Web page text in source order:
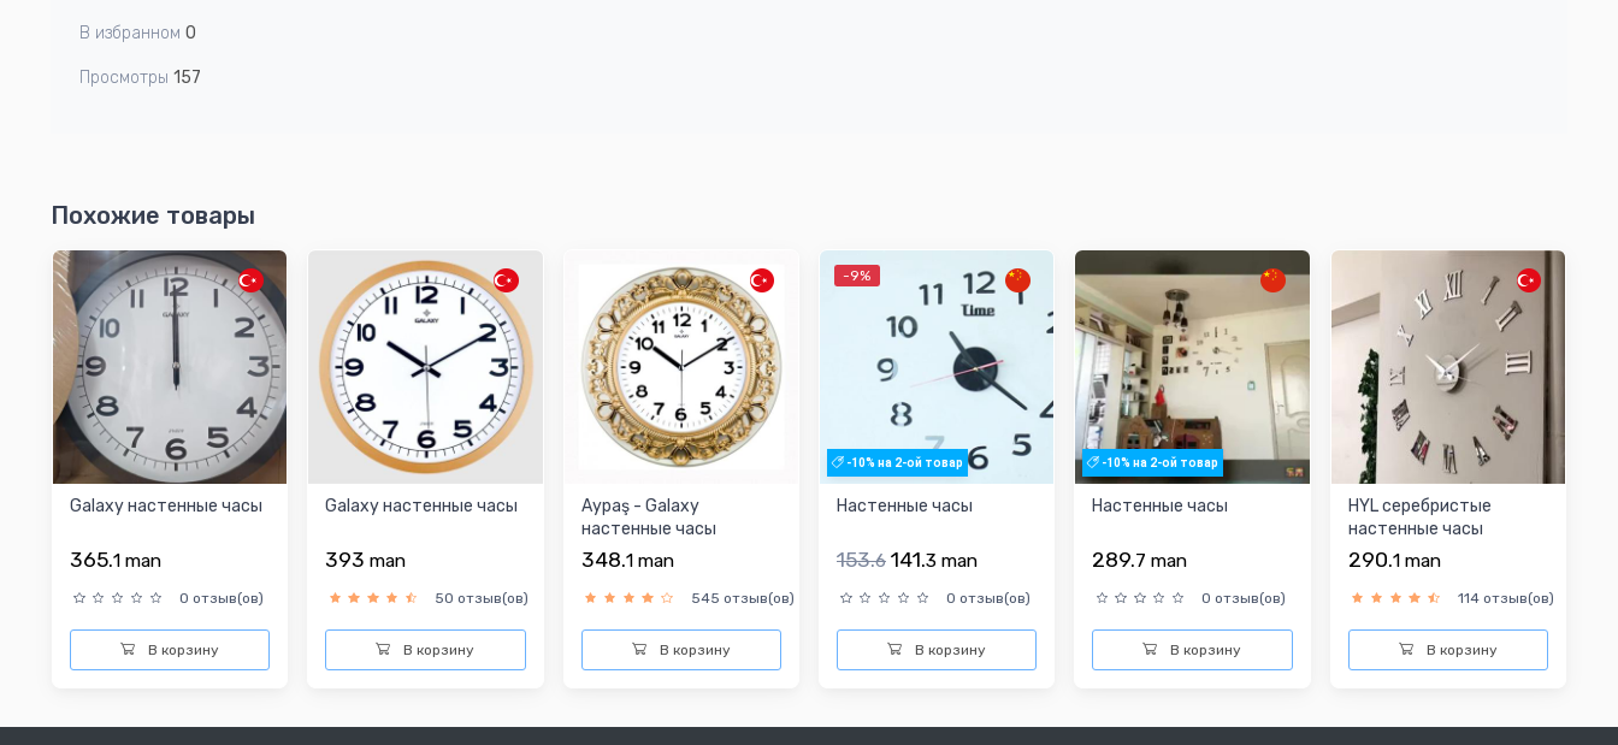
В избранном 0
Просмотры 157
Похожие товары
Galaxy настенные часы
365.1 man
0 отзыв(ов)
В корзину
Galaxy настенные часы
393man
50 отзыв(ов)
В корзину
Aypaş - Galaxy
настенные часы
348.1 man
545 отзыв(ов)
В корзину
-9%
-10% на 2-ой товар
Настенные часы
153.6 141.3 man
0 отзыв(ов)
В корзину
-10% на 2-ой товар
Настенные часы
289.7 man
0 отзыв(ов)
В корзину
HYL cеребристые
настенные часы
290.1 man
114 отзыв(ов)
В корзину